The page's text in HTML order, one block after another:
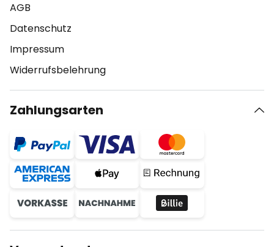
AGB
Datenschutz
Impressum
Widerrufsbelehrung
Zahlungsarten